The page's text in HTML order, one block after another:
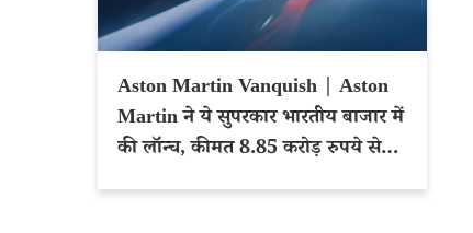
Aston Martin Vanquish | Aston
Martin ने ये सुपरकार भारतीय बाजार में
की लॉन्च, कीमत 8.85 करोड़ रुपये से